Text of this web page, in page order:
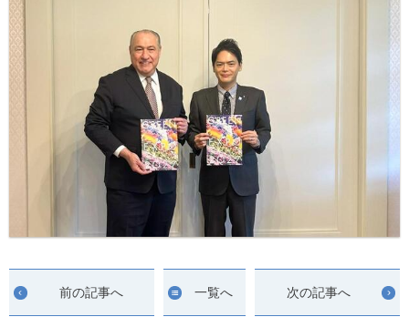
前の記事へ 一覧へ 次の記事へ